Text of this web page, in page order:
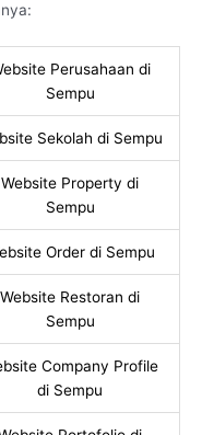
Perusahaan di
Sempu
Sekolah di Sempu
Website Property di
Sempu
Order di Sempu
Website Restoran di
Sempu
Company Profile
di Sempu